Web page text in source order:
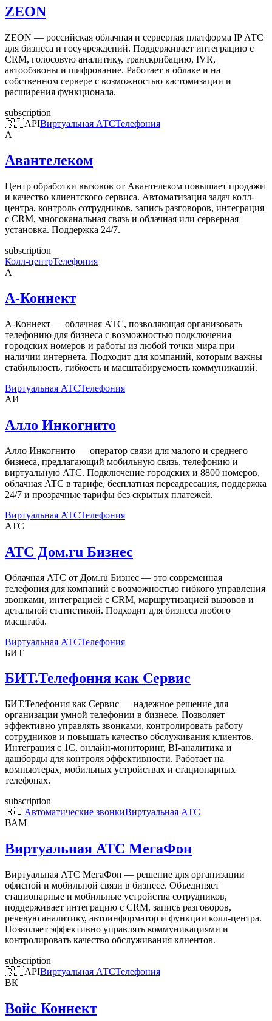
ZEON
ZEON — российская облачная и серверная платформа IP АТС
для бизнеса и госучреждений. Поддерживает интеграцию с
CRM, голосовую аналитику, транскрибацию, IVR,
автообзвоны и шифрование. Работает в облаке и на
собственном сервере с возможностью кастомизации и
расширения функционала.
subscription
🇷🇺APIВиртуальная АТСТелефония
А
Авантелеком
Центр обработки вызовов от Авантелеком повышает продажи
и качество клиентского сервиса. Автоматизация задач колл-
центра, контроль сотрудников, запись разговоров, интеграция
с CRM, многоканальная связь и облачная или серверная
установка. Поддержка 24/7.
subscription
Колл-центрТелефония
А
А-Коннект
А-Коннект — облачная АТС, позволяющая организовать
телефонию для бизнеса с возможностью подключения
городских номеров и работы из любой точки мира при
наличии интернета. Подходит для компаний, которым важны
стабильность, гибкость и масштабируемость коммуникаций.
Виртуальная АТСТелефония
АИ
Алло Инкогнито
Алло Инкогнито — оператор связи для малого и среднего
бизнеса, предлагающий мобильную связь, телефонию и
виртуальную АТС. Подключение городских и 8800 номеров,
облачная АТС в тарифе, бесплатная переадресация, поддержка
24/7 и прозрачные тарифы без скрытых платежей.
Виртуальная АТСТелефония
АТС
АТС Дом.ru Бизнес
Облачная АТС от Дом.ru Бизнес — это современная
телефония для компаний с возможностью гибкого управления
звонками, интеграцией с CRM, маршрутизацией вызовов и
детальной статистикой. Подходит для бизнеса любого
масштаба.
Виртуальная АТСТелефония
БИТ
БИТ.Телефония как Сервис
БИТ.Телефония как Сервис — надежное решение для
организации умной телефонии в бизнесе. Позволяет
эффективно управлять звонками, контролировать работу
сотрудников и повышать качество обслуживания клиентов.
Интеграция с 1С, онлайн-мониторинг, BI-аналитика и
дашборды для контроля эффективности. Работает на
компьютерах, мобильных устройствах и стационарных
телефонах.
subscription
🇷🇺Автоматические звонкиВиртуальная АТС
ВАМ
Виртуальная АТС МегаФон
Виртуальная АТС МегаФон — решение для организации
офисной и мобильной связи в бизнесе. Объединяет
стационарные и мобильные устройства сотрудников,
поддерживает интеграцию с CRM, запись разговоров,
речевую аналитику, автоинформатор и функции колл-центра.
Позволяет эффективно управлять коммуникациями и
контролировать качество обслуживания клиентов.
subscription
🇷🇺APIВиртуальная АТСТелефония
ВК
Войс Коннект